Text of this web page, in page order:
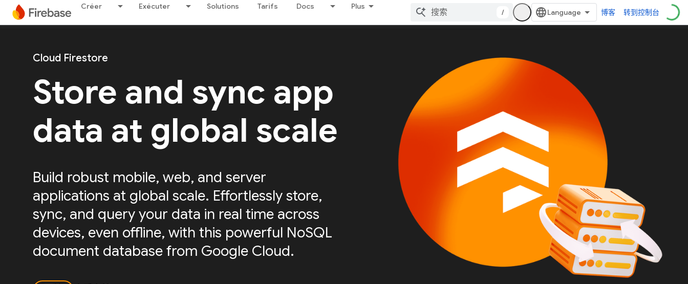
Créer Exécuter Solutions Tarifs Docs Plus
/ 博客 转到控制台
Cloud Firestore
Store and sync app
data at global scale
Build robust mobile, web, and server
applications at global scale. Effortlessly store,
sync, and query your data in real time across
devices, even offline, with this powerful NoSQL
document database from Google Cloud.